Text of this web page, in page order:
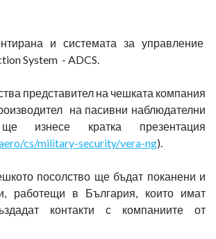
и системата за управление
System - ADCS.
представител на чешката компания
на пасивни наблюдателни
изнесе кратка презентация
cs/military-security/vera-ng).
посолство ще бъдат поканени и
работещи в България, които имат
контакти с компаниите от